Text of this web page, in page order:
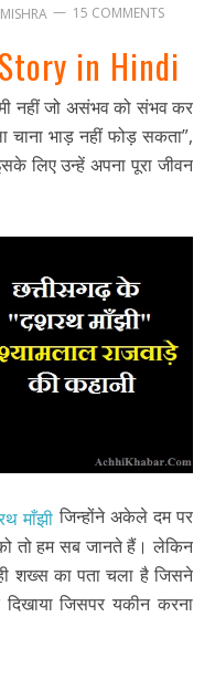
15 COMMENTS
in Hindi
नहीं जो असंभव को संभव कर
भाड़ नहीं फोड़ सकता”,
लिए उन्हें अपना पूरा जीवन
माँझी जिन्होंने अकेले दम पर
तो हम सब जानते हैं। लेकिन
शख्स का पता चला है जिसने
जिसपर यकीन करना